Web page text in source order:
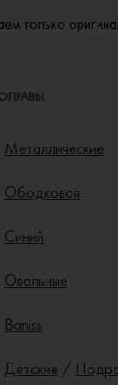
только
Металлические
Ободковая
Синий
Овальные
Baniss
Детские /